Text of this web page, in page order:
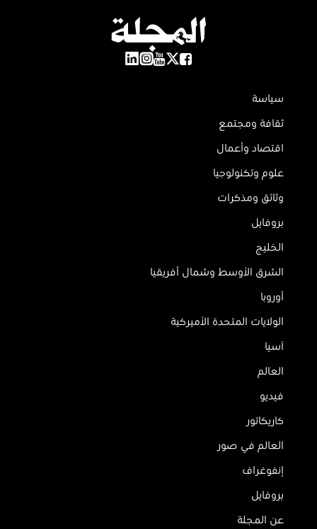
سياسة
ثقافة ومجتمع
اقتصاد وأعمال
علوم وتكنولوجيا
وثائق ومذكرات
بروفايل
الخليج
الشرق الأوسط وشمال أفريقيا
أوروبا
الولايات المتحدة الأميركية
آسيا
العالم
فيديو
كاريكاتور
العالم في صور
إنفوغراف
بروفايل
عن المجلة